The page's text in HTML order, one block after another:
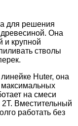
для решения
древесиной. Она
и крупной
стволы
Huter, она
максимальных
на смеси
2Т. Вместительный
работать без